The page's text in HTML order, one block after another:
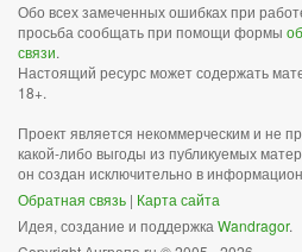
Обо всех замеченных ошибках при
просьба сообщать при помощи формы
связи.
Настоящий ресурс может содержать
18+.
Проект является некоммерческим и не
какой-либо выгоды из публикуемых
он создан исключительно в
Обратная связь | Карта сайта
Идея, создание и поддержка Wandragor.